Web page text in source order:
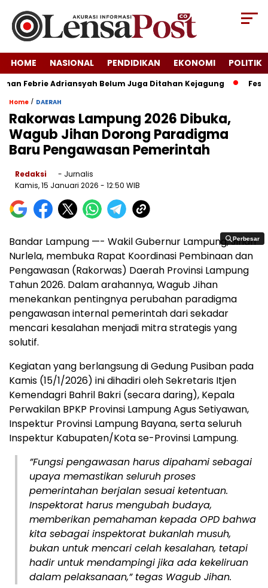
HOME NASIONAL PENDIDIKAN EKONOMI POLITIK
Febrie Adriansyah Belum Juga Ditahan Kejagung Festival
Home / DAERAH
Rakorwas Lampung 2026 Dibuka,
Wagub Jihan Dorong Paradigma
Baru Pengawasan Pemerintah
Redaksi
- Jurnalis
Kamis, 15 Januari 2026 - 12:50 WIB
Perbesar
Perbesar
Bandar Lampung —- Wakil Gubernur Lampung, Jihan
Nurlela, membuka Rapat Koordinasi Pembinaan dan
Pengawasan (Rakorwas) Daerah Provinsi Lampung
Tahun 2026. Dalam arahannya, Wagub Jihan
menekankan pentingnya perubahan paradigma
pengawasan internal pemerintah dari sekadar
mencari kesalahan menjadi mitra strategis yang
solutif.
​Kegiatan yang berlangsung di Gedung Pusiban pada
Kamis (15/1/2026) ini dihadiri oleh Sekretaris Itjen
Kemendagri Bahril Bakri (secara daring), Kepala
Perwakilan BPKP Provinsi Lampung Agus Setiyawan,
Inspektur Provinsi Lampung Bayana, serta seluruh
Inspektur Kabupaten/Kota se-Provinsi Lampung.
​”Fungsi pengawasan harus dipahami sebagai
upaya memastikan seluruh proses
pemerintahan berjalan sesuai ketentuan.
Inspektorat harus mengubah budaya,
memberikan pemahaman kepada OPD bahwa
kita sebagai inspektorat bukanlah musuh,
bukan untuk mencari celah kesalahan, tetapi
hadir untuk mendampingi jika ada kekeliruan
dalam pelaksanaan,” tegas Wagub Jihan.